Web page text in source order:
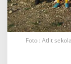
Foto : Atlit